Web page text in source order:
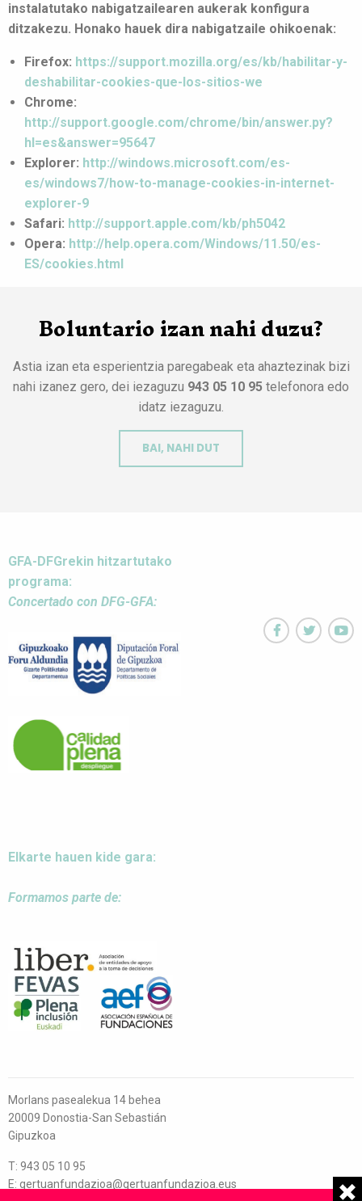
instalatutako nabigatzailearen aukerak konfigura
ditzakezu. Honako hauek dira nabigatzaile ohikoenak:
Firefox: https://support.mozilla.org/es/kb/habilitar-y-
deshabilitar-cookies-que-los-sitios-we
Chrome:
http://support.google.com/chrome/bin/answer.py?
hl=es&answer=95647
Explorer: http://windows.microsoft.com/es-
es/windows7/how-to-manage-cookies-in-internet-
explorer-9
Safari: http://support.apple.com/kb/ph5042
Opera: http://help.opera.com/Windows/11.50/es-
ES/cookies.html
Boluntario izan nahi duzu?
Astia izan eta esperientzia paregabeak eta ahaztezinak bizi
nahi izanez gero, dei iezaguzu 943 05 10 95 telefonora edo
idatz iezaguzu.
BAI, NAHI DUT
GFA-DFGrekin hitzartutako
programa:
Concertado con DFG-GFA:
Elkarte hauen kide gara:
Formamos parte de:
  
Morlans pasealekua 14 behea
20009 Donostia-San Sebastián
Gipuzkoa
T: 943 05 10 95
E: gertuanfundazioa@gertuanfundazioa.eus